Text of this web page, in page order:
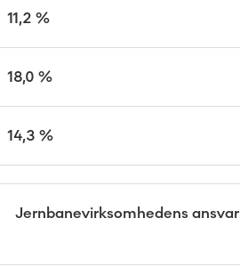
11,2 %
18,0 %
14,3 %
Jernbanevirksomhedens ansvar